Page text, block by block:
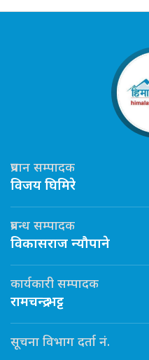
प्रधान सम्पादक
विजय घिमिरे
प्रबन्ध सम्पादक
विकासराज न्यौपाने
कार्यकारी सम्पादक
रामचन्द्र भट्ट
सूचना विभाग दर्ता नं.